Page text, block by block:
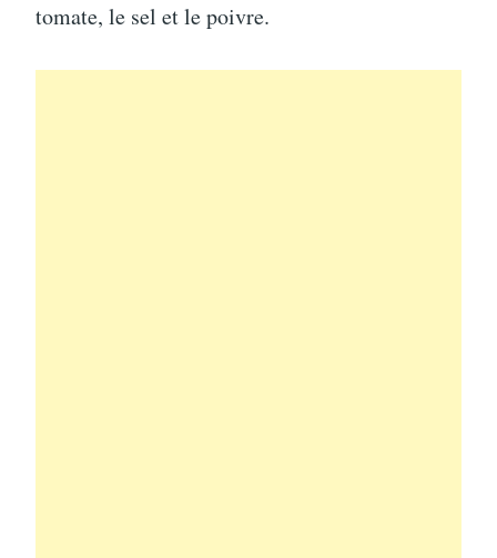
tomate, le sel et le poivre.